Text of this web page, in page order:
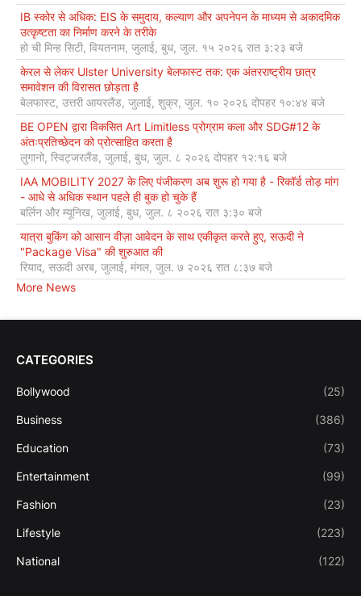
IB स्कोर से अधिक: EIS के समुदाय, कल्याण और अपनेपन के माध्यम से अकादमिक
उत्कृष्टता का निर्माण करने के तरीके
हो ची मिन्ह सिटी, वियतनाम, जुलाई, बुध, जुल. १५ २०२६ रात ३:२३ बजे
केरल से लेकर Ulster University बेलफास्ट तक: एक अंतरराष्ट्रीय छात्र
समावेशन की विरासत छोड़ता है
बेलफास्ट, उत्तरी आयरलैंड, जुलाई, शुक्र, जुल. १० २०२६ दोपहर १०:४४ बजे
BE OPEN द्वारा विकसित Art Limitless प्रोग्राम कला और SDG#12 के
अंतःप्रतिच्छेदन को प्रोत्साहित करता है
लुगानो, स्विट्जरलैंड, जुलाई, बुध, जुल. ८ २०२६ दोपहर १२:१६ बजे
IAA MOBILITY 2027 के लिए पंजीकरण अब शुरू हो गया है - रिकॉर्ड तोड़ मांग
- आधे से अधिक स्थान पहले ही बुक हो चुके हैं
बर्लिन और म्यूनिख, जुलाई, बुध, जुल. ८ २०२६ रात ३:३० बजे
यात्रा बुकिंग को आसान वीज़ा आवेदन के साथ एकीकृत करते हुए, सऊदी ने
"Package Visa" की शुरुआत की
रियाद, सऊदी अरब, जुलाई, मंगल, जुल. ७ २०२६ रात ८:३७ बजे
More News
CATEGORIES
Bollywood (25)
Business (386)
Education (73)
Entertainment (99)
Fashion (23)
Lifestyle (223)
National (122)